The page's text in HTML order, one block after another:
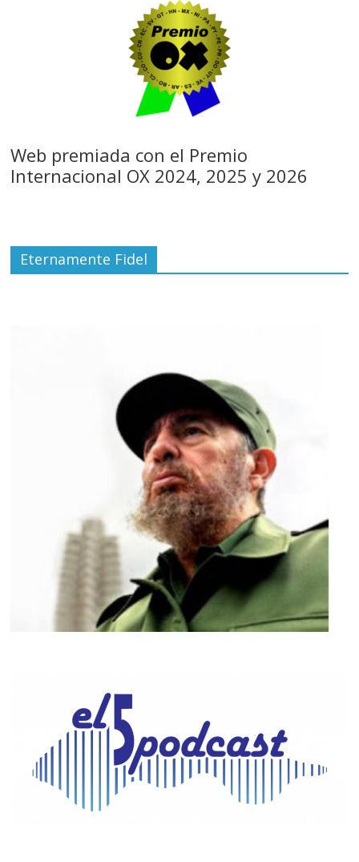
Web premiada con el Premio
Internacional OX 2024, 2025 y 2026
Eternamente Fidel